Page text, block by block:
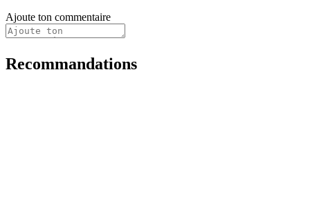
Ajoute ton commentaire
Recommandations